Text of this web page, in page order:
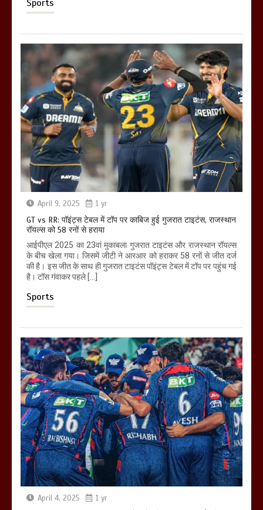
Sports
April 9, 2025 1 yr
GT vs RR: पॉइंट्स टेबल में टॉप पर काबिज हुई गुजरात टाइटंस, राजस्थान
रॉयल्स को 58 रनों से हराया
आईपीएल 2025 का 23वां मुकाबला गुजरात टाइटंस और राजस्थान रॉयल्स
के बीच खेला गया। जिसमें जीटी ने आरआर को हराकर 58 रनों से जीत दर्ज
की है। इस जीत के साथ ही गुजरात टाइटंस पॉइंट्स टेबल में टॉप पर पहुंच गई
है। टॉस गंवाकर पहले […]
Sports
April 4, 2025 1 yr